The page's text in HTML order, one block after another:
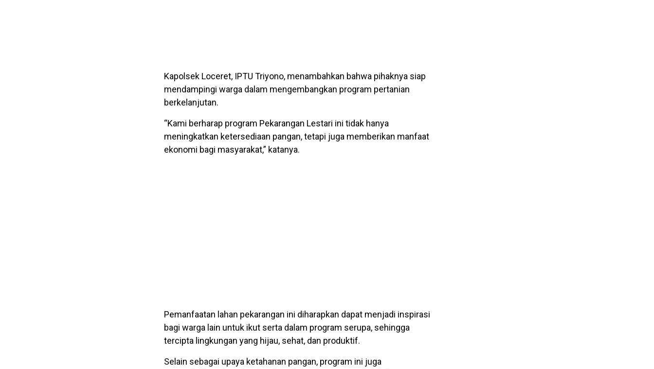
Kapolsek Loceret, IPTU Triyono, menambahkan bahwa pihaknya siap
mendampingi warga dalam mengembangkan program pertanian
berkelanjutan.
“Kami berharap program Pekarangan Lestari ini tidak hanya
meningkatkan ketersediaan pangan, tetapi juga memberikan manfaat
ekonomi bagi masyarakat,” katanya.
Pemanfaatan lahan pekarangan ini diharapkan dapat menjadi inspirasi
bagi warga lain untuk ikut serta dalam program serupa, sehingga
tercipta lingkungan yang hijau, sehat, dan produktif.
Selain sebagai upaya ketahanan pangan, program ini juga